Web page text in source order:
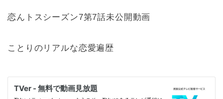
恋んトスシーズン7第7話未公開動画
ことりのリアルな恋愛遍歴